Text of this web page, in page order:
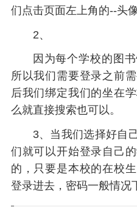
们点击页面左上角的--头
2、
因为每个学校的图
所以我们需要登录之前
后我们绑定我们的坐在
么就直接搜索也可以。
3、当我们选择好自
们就可以开始登录自己
的，只要是本校的在校
登录进去，密码一般情况